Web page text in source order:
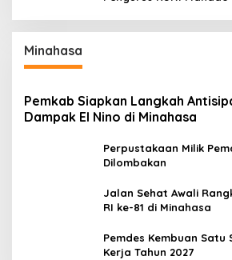
Minahasa
Pemkab Siapkan Langkah
Dampak El Nino di Minahasa
Perpustakaan Milik
Dilombakan
Jalan Sehat Awali
RI ke-81 di Minahasa
Pemdes Kembuan Satu
Kerja Tahun 2027